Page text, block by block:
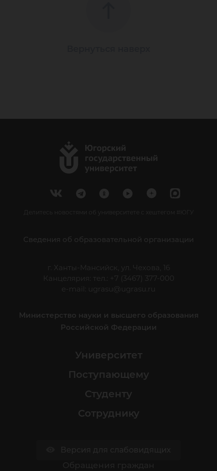
Делитесь новостями об университете с хештегом #ЮГУ
Сведения об образовательной организации
г. Ханты-Мансийск, ул. Чехова, 16
Канцелярия: тел.: +7 (3467) 377-000
e-mail:
ugrasu@ugrasu.ru
Министерство науки и высшего образования
Российской Федерации
Университет
Поступающему
Студенту
Сотруднику